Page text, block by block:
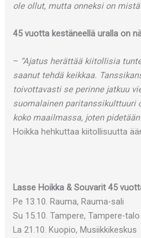
ole ollut, mutta onneksi on mistä
45 vuotta kestäneellä uralla on
– “Ajatus herättää kiitollisia
saanut tehdä keikkaa.
toivottavasti se perinne jatkuu
suomalainen paritanssikulttuuri
koko maailmassa, joten
Hoikka hehkuttaa kiitollisuutta
Lasse Hoikka & Souvarit 45
Pe 13.10. Rauma, Rauma-sali
Su 15.10. Tampere, Tampere-talo
La 21.10. Kuopio, Musiikkikeskus